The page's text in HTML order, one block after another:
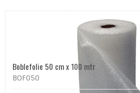
Boblefolie 50 cm x 100 mtr
BOF050